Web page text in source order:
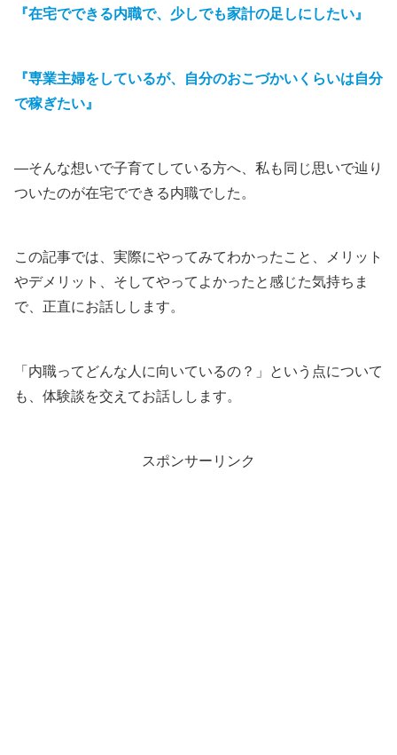
『在宅でできる内職で、 少しでも家計の足しにしたい』
『専業主婦をしているが、
自分のおこづかいくらいは自分
で稼ぎたい』
—そんな想いで子育てしている方へ、私も同じ思いで辿り
ついたのが在宅でできる内職でした。
この記事では、実際にやってみてわかったこと、メリット
やデメリット、そしてやってよかったと感じた気持ちま
で、正直にお話しします。
「内職ってどんな人に向いているの？」という点について
も、体験談を交えてお話しします。
スポンサーリンク